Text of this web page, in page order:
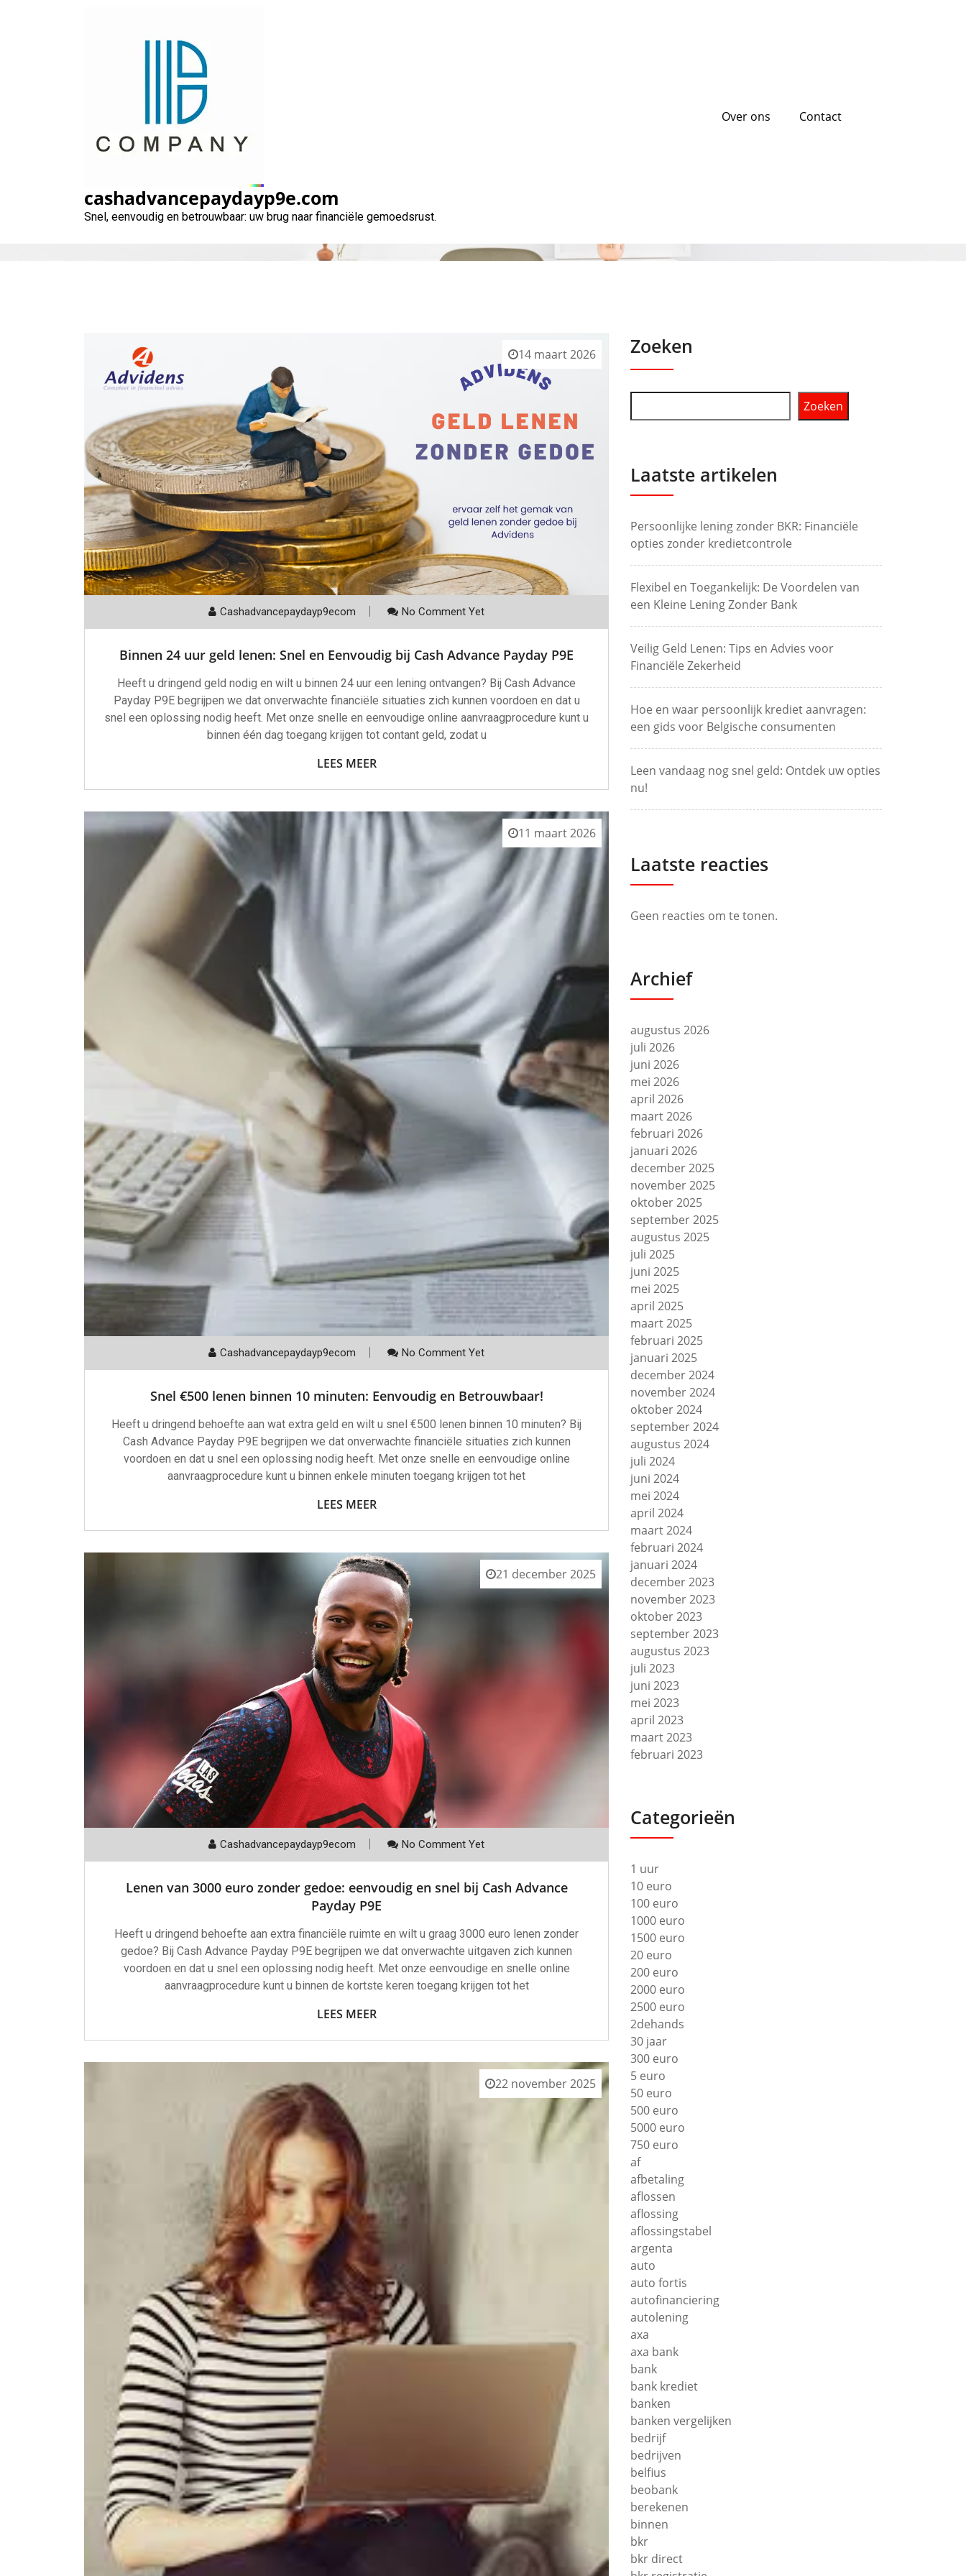
cashadvancepaydayp9e.com
Snel, eenvoudig en betrouwbaar: uw brug naar financiële gemoedsrust.
Over ons Contact
14 maart 2026
Cashadvancepaydayp9ecom No Comment Yet
Binnen 24 uur geld lenen: Snel en Eenvoudig bij Cash Advance Payday P9E
Heeft u dringend geld nodig en wilt u binnen 24 uur een lening ontvangen? Bij Cash Advance
Payday P9E begrijpen we dat onverwachte financiële situaties zich kunnen voordoen en dat u
snel een oplossing nodig heeft. Met onze snelle en eenvoudige online aanvraagprocedure kunt u
binnen één dag toegang krijgen tot contant geld, zodat u
LEES MEER
11 maart 2026
Cashadvancepaydayp9ecom No Comment Yet
Snel €500 lenen binnen 10 minuten: Eenvoudig en Betrouwbaar!
Heeft u dringend behoefte aan wat extra geld en wilt u snel €500 lenen binnen 10 minuten? Bij
Cash Advance Payday P9E begrijpen we dat onverwachte financiële situaties zich kunnen
voordoen en dat u snel een oplossing nodig heeft. Met onze snelle en eenvoudige online
aanvraagprocedure kunt u binnen enkele minuten toegang krijgen tot het
LEES MEER
21 december 2025
Cashadvancepaydayp9ecom No Comment Yet
Lenen van 3000 euro zonder gedoe: eenvoudig en snel bij Cash Advance
Payday P9E
Heeft u dringend behoefte aan extra financiële ruimte en wilt u graag 3000 euro lenen zonder
gedoe? Bij Cash Advance Payday P9E begrijpen we dat onverwachte uitgaven zich kunnen
voordoen en dat u snel een oplossing nodig heeft. Met onze eenvoudige en snelle online
aanvraagprocedure kunt u binnen de kortste keren toegang krijgen tot het
LEES MEER
22 november 2025
Zoeken
Zoeken
Laatste artikelen
Persoonlijke lening zonder BKR: Financiële
opties zonder kredietcontrole
Flexibel en Toegankelijk: De Voordelen van
een Kleine Lening Zonder Bank
Veilig Geld Lenen: Tips en Advies voor
Financiële Zekerheid
Hoe en waar persoonlijk krediet aanvragen:
een gids voor Belgische consumenten
Leen vandaag nog snel geld: Ontdek uw opties
nu!
Laatste reacties
Geen reacties om te tonen.
Archief
augustus 2026
juli 2026
juni 2026
mei 2026
april 2026
maart 2026
februari 2026
januari 2026
december 2025
november 2025
oktober 2025
september 2025
augustus 2025
juli 2025
juni 2025
mei 2025
april 2025
maart 2025
februari 2025
januari 2025
december 2024
november 2024
oktober 2024
september 2024
augustus 2024
juli 2024
juni 2024
mei 2024
april 2024
maart 2024
februari 2024
januari 2024
december 2023
november 2023
oktober 2023
september 2023
augustus 2023
juli 2023
juni 2023
mei 2023
april 2023
maart 2023
februari 2023
Categorieën
1 uur
10 euro
100 euro
1000 euro
1500 euro
20 euro
200 euro
2000 euro
2500 euro
2dehands
30 jaar
300 euro
5 euro
50 euro
500 euro
5000 euro
750 euro
af
afbetaling
aflossen
aflossing
aflossingstabel
argenta
auto
auto fortis
autofinanciering
autolening
axa
axa bank
bank
bank krediet
banken
banken vergelijken
bedrijf
bedrijven
belfius
beobank
berekenen
binnen
bkr
bkr direct